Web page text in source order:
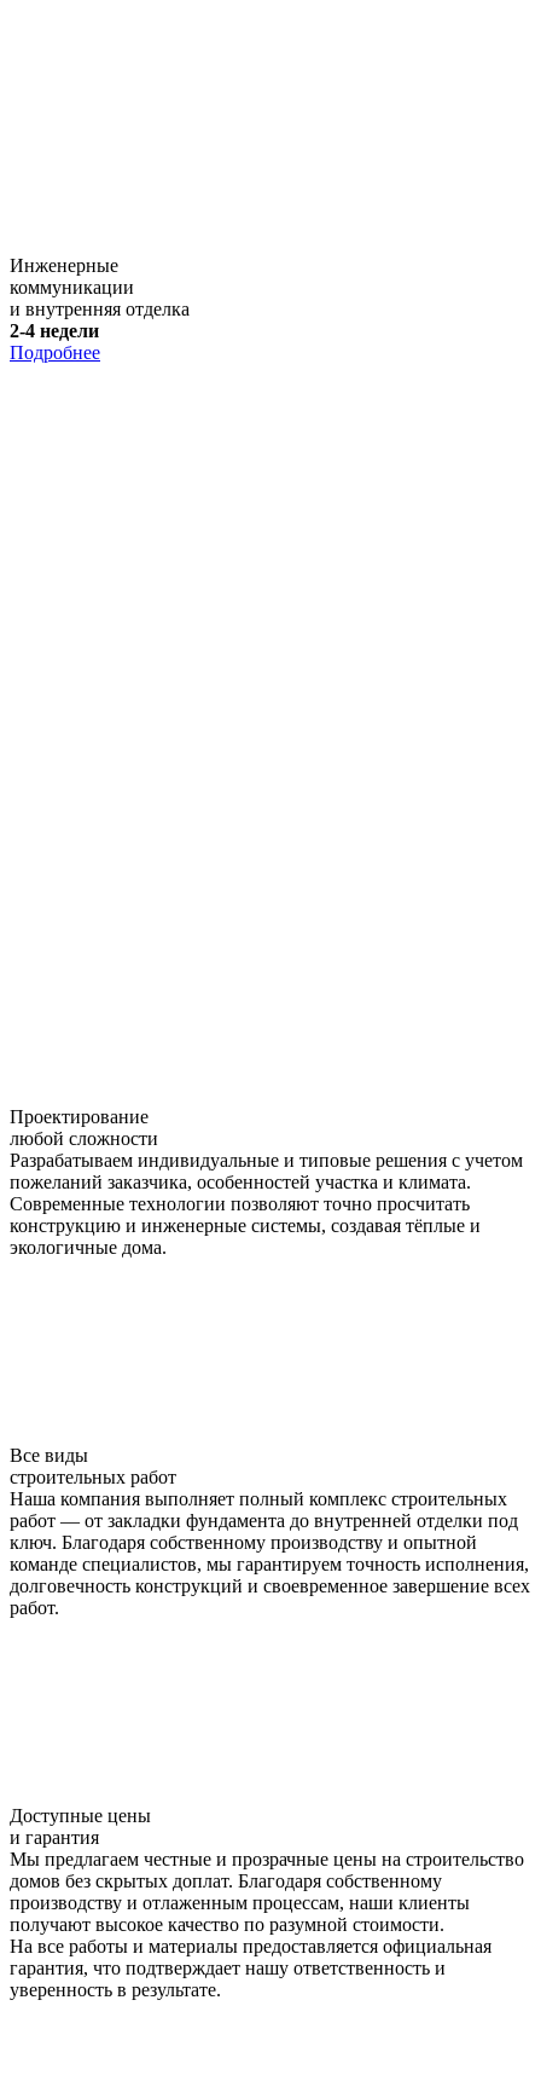
Инженерные
коммуникации
и внутренняя отделка
2-4 недели
Подробнее
Проектирование
любой сложности
Разрабатываем индивидуальные и типовые решения с учетом
пожеланий заказчика, особенностей участка и климата.
Современные технологии позволяют точно просчитать
конструкцию и инженерные системы, создавая тёплые и
экологичные дома.
Все виды
строительных работ
Наша компания выполняет полный комплекс строительных
работ — от закладки фундамента до внутренней отделки под
ключ. Благодаря собственному производству и опытной
команде специалистов, мы гарантируем точность исполнения,
долговечность конструкций и своевременное завершение всех
работ.
Доступные цены
и гарантия
Мы предлагаем честные и прозрачные цены на строительство
домов без скрытых доплат. Благодаря собственному
производству и отлаженным процессам, наши клиенты
получают высокое качество по разумной стоимости.
На все работы и материалы предоставляется официальная
гарантия, что подтверждает нашу ответственность и
уверенность в результате.